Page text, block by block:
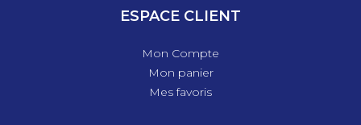
ESPACE CLIENT
Mon Compte
Mon panier
Mes favoris